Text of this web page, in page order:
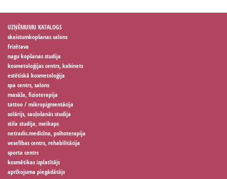
UZŅĒMUMU KATALOGS
skaistumkopšanas salons
frizētava
nagu kopšanas studija
kosmetoloģijas centrs, kabinets
estētiskā kosmetoloģija
spa centrs, salons
masāža, fizioterapija
tattoo / mikropigmentācija
solārijs, sauļošanās studija
stila studija, meikaps
netradic.medicīna, psihoterapija
veselības centrs, rehabilitācija
sporta centrs
kosmētikas izplatītājs
aprīkojuma piegādātājs